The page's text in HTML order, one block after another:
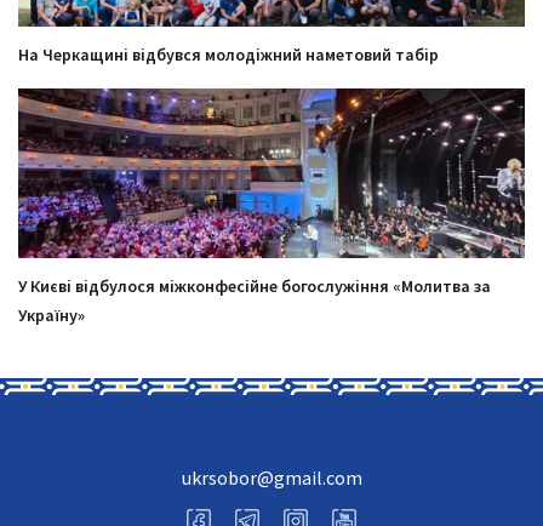
На Черкащині відбувся молодіжний наметовий табір
У Києві відбулося міжконфесійне богослужіння «Молитва за
Україну»
ukrsobor@gmail.com